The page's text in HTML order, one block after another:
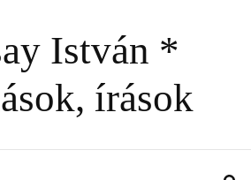
István *
írások